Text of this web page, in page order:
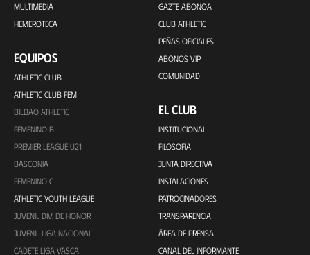
MULTIMEDIA
HEMEROTECA
EQUIPOS
ATHLETIC CLUB
ATHLETIC CLUB FEM
BILBAO ATHLETIC
FEMENINO B
PREMIER LEAGUE U21
BASCONIA
FEMENINO C
ATHLETIC YOUTH LEAGUE
JUVENIL DIV. DE HONOR
JUVENIL LIGA NACIONAL
CADETE LIGA VASCA
GAZTE ABONOA
CLUB ATHLETIC
PEÑAS OFICIALES
ABONOS VIP
COMUNIDAD
EL CLUB
INSTITUCIONAL
FILOSOFÍA
JUNTA DIRECTIVA
INSTALACIONES
PATROCINADORES
TRANSPARENCIA
ÁREA DE PRENSA
CANAL DEL INFORMANTE